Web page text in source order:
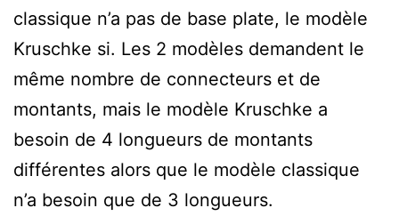
classique n’a pas de base plate, le modèle
Kruschke si. Les 2 modèles demandent le
même nombre de connecteurs et de
montants, mais le modèle Kruschke a
besoin de 4 longueurs de montants
différentes alors que le modèle classique
n’a besoin que de 3 longueurs.